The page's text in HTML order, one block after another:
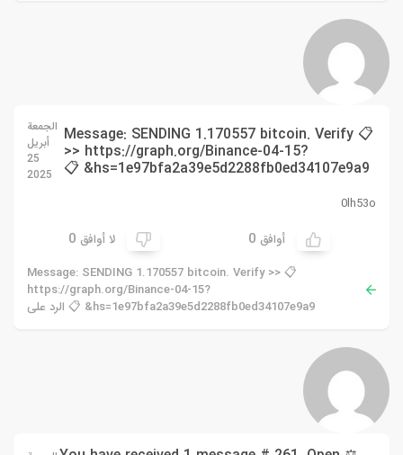
📋 Message: SENDING 1.170557 bitcoin. Verify
>> https://graph.org/Binance-04-15?
hs=1e97bfa2a39e5d2288fb0ed34107e9a9& 📋
الجمعة
أبريل
25
2025
0lh53o
أوافق 0 لا أوافق 0
📋 Message: SENDING 1.170557 bitcoin. Verify >>
https://graph.org/Binance-04-15?
hs=1e97bfa2a39e5d2288fb0ed34107e9a9& 📋 الرد على